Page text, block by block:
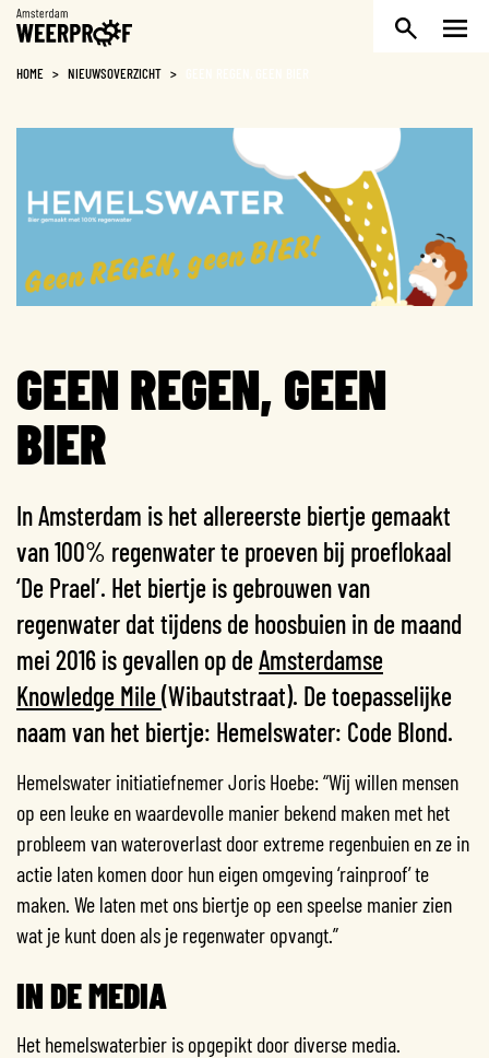
Weerproof
HOME > NIEUWSOVERZICHT >
GEEN REGEN, GEEN
BIER
In Amsterdam is het allereerste biertje gemaakt
van 100% regenwater te proeven bij proeflokaal
‘De Prael’. Het biertje is gebrouwenvan
regenwater dat tijdens de hoosbuien in de maand
mei 2016 is gevallen op deAmsterdamse
Knowledge Mile(Wibautstraat). De toepasselijke
naam van het biertje: Hemelswater: Code Blond.
Hemelswater initiatiefnemer Joris Hoebe: “Wij willen mensen
op een leuke enwaardevolle manier bekend maken met het
probleem van wateroverlast door extreme regenbuien en ze in
actie laten komen door hun eigen omgeving ‘rainproof’ te
maken. We laten met ons biertje op een speelse manier zien
wat je kunt doen als je regenwater opvangt.”
IN DE MEDIA
Het hemelswaterbier is opgepikt door diverse media.